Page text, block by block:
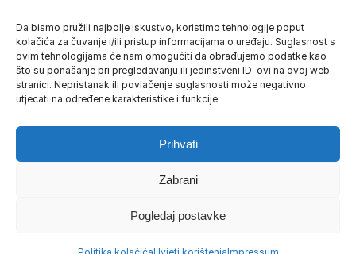
Da bismo pružili najbolje iskustvo, koristimo tehnologije poput
kolačića za čuvanje i/ili pristup informacijama o uređaju. Suglasnost s
ovim tehnologijama će nam omogućiti da obrađujemo podatke kao
što su ponašanje pri pregledavanju ili jedinstveni ID-ovi na ovoj web
stranici. Nepristanak ili povlačenje suglasnosti može negativno
utjecati na određene karakteristike i funkcije.
Prihvati
Zabrani
Pogledaj postavke
Pekar / pekarica
Požega
Konobar / konobarica
Požega
Pravila privatnosti
© 2026 Požeški vodič. Sva prava pridržana.